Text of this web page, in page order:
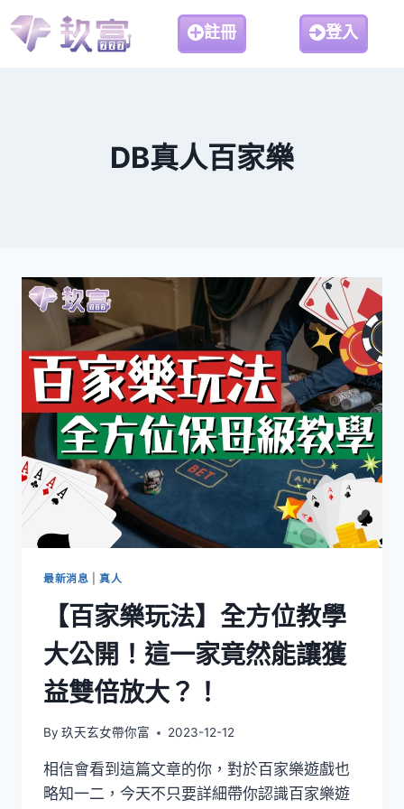
註冊 登入
DB真人百家樂
最新消息 |真人
【百家樂玩法】全方位教學
大公開！這一家竟然能讓獲
益雙倍放大？！
By 玖天玄女帶你富 2023-12-12
相信會看到這篇文章的你，對於百家樂遊戲也
略知一二，今天不只要詳細帶你認識百家樂遊